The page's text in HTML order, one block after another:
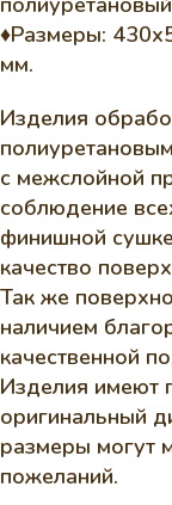
♦Размеры:
мм.
Изделия
с межслойной
соблюдение
финишной
качество
Так же
наличием
качественной
Изделия имеют
оригинальный
размеры могут
пожеланий.